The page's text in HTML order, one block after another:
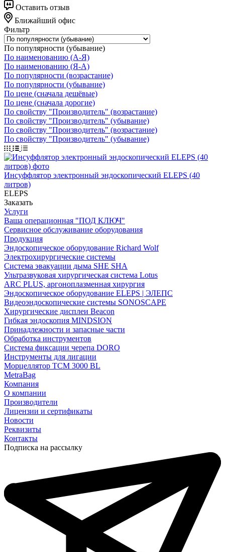
Оставить отзыв
Ближайший офис
Фильтр
По популярности (убывание)
По наименованию (А-Я)
По наименованию (Я-А)
По популярности (возрастание)
По популярности (убывание)
По цене (сначала дешёвые)
По цене (сначала дорогие)
По свойству "Производитель" (возрастание)
По свойству "Производитель" (убывание)
По свойству "Производитель" (возрастание)
По свойству "Производитель" (убывание)
Инсуффлятор электронный эндоскопический ELEPS (40
литров)
ELEPS
Заказать
Услуги
Ваша операционная "ПОД КЛЮЧ"
Сервисное обслуживание оборудования
Продукция
Эндоскопическое оборудование Richard Wolf
Электрохирургические системы
Система эвакуации дыма SHE SHA
Ультразвуковая хирургическая система Lotus
ARC PLUS, аргоноплазменная хирургия
Эндоскопическое оборудование ELEPS | ЭЛЕПС
Видеоэндоскопические системы SONOSCAPE
Хирургические дисплеи Beacon
Гибкая эндоскопия MINDSION
Принадлежности и запасные части
Обработка инструментов
Система фиксации черепа DORO
Инструменты для лигации
Морцеллятор ТСМ 3000 BL
MetraBag
Компания
О компании
Производители
Лицензии и сертификаты
Новости
Реквизиты
Контакты
Подписка на рассылку